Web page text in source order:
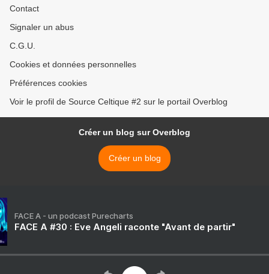
Contact
Signaler un abus
C.G.U.
Cookies et données personnelles
Préférences cookies
Voir le profil de Source Celtique #2 sur le portail Overblog
Créer un blog sur Overblog
Créer un blog
FACE A - un podcast Purecharts
FACE A #30 : Eve Angeli raconte "Avant de partir"